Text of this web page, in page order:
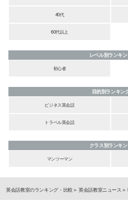
40代
60代以上
レベル別ランキ
初心者
目的別ランキン
ビジネス英会話
トラベル英会話
クラス別ランキ
マンツーマン
英会話教室のランキング・比較 英会話教室ニュース